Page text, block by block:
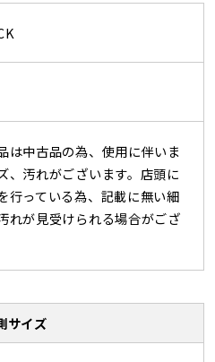
は中古品の為、使用に伴いま
、汚れがございます。店頭に
行っている為、記載に無い細
れが見受けられる場合がござ
サイズ